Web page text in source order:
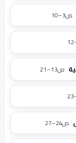
ص3–10
ص13–21
ص24–27